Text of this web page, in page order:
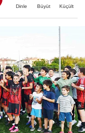
Dinle Büyüt Küçült